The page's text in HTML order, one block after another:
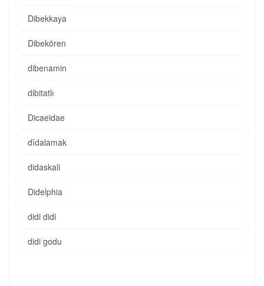
Dibekkaya
Dibekören
dibenamin
dibitatlı
Dicaeidae
dîdalamak
didaskali
Didelphia
didi didi
didi godu